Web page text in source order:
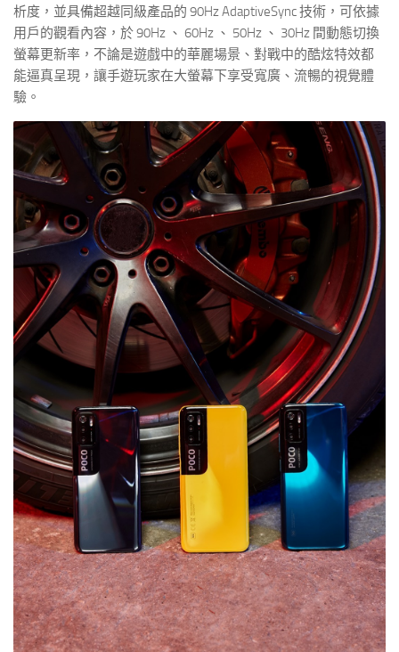
析度，並具備超越同級產品的 90Hz AdaptiveSync 技術，可依據
用戶的觀看內容，於 90Hz 、 60Hz 、 50Hz 、 30Hz 間動態切換
螢幕更新率，不論是遊戲中的華麗場景、對戰中的酷炫特效都
能逼真呈現，讓手遊玩家在大螢幕下享受寬廣、流暢的視覺體
驗。